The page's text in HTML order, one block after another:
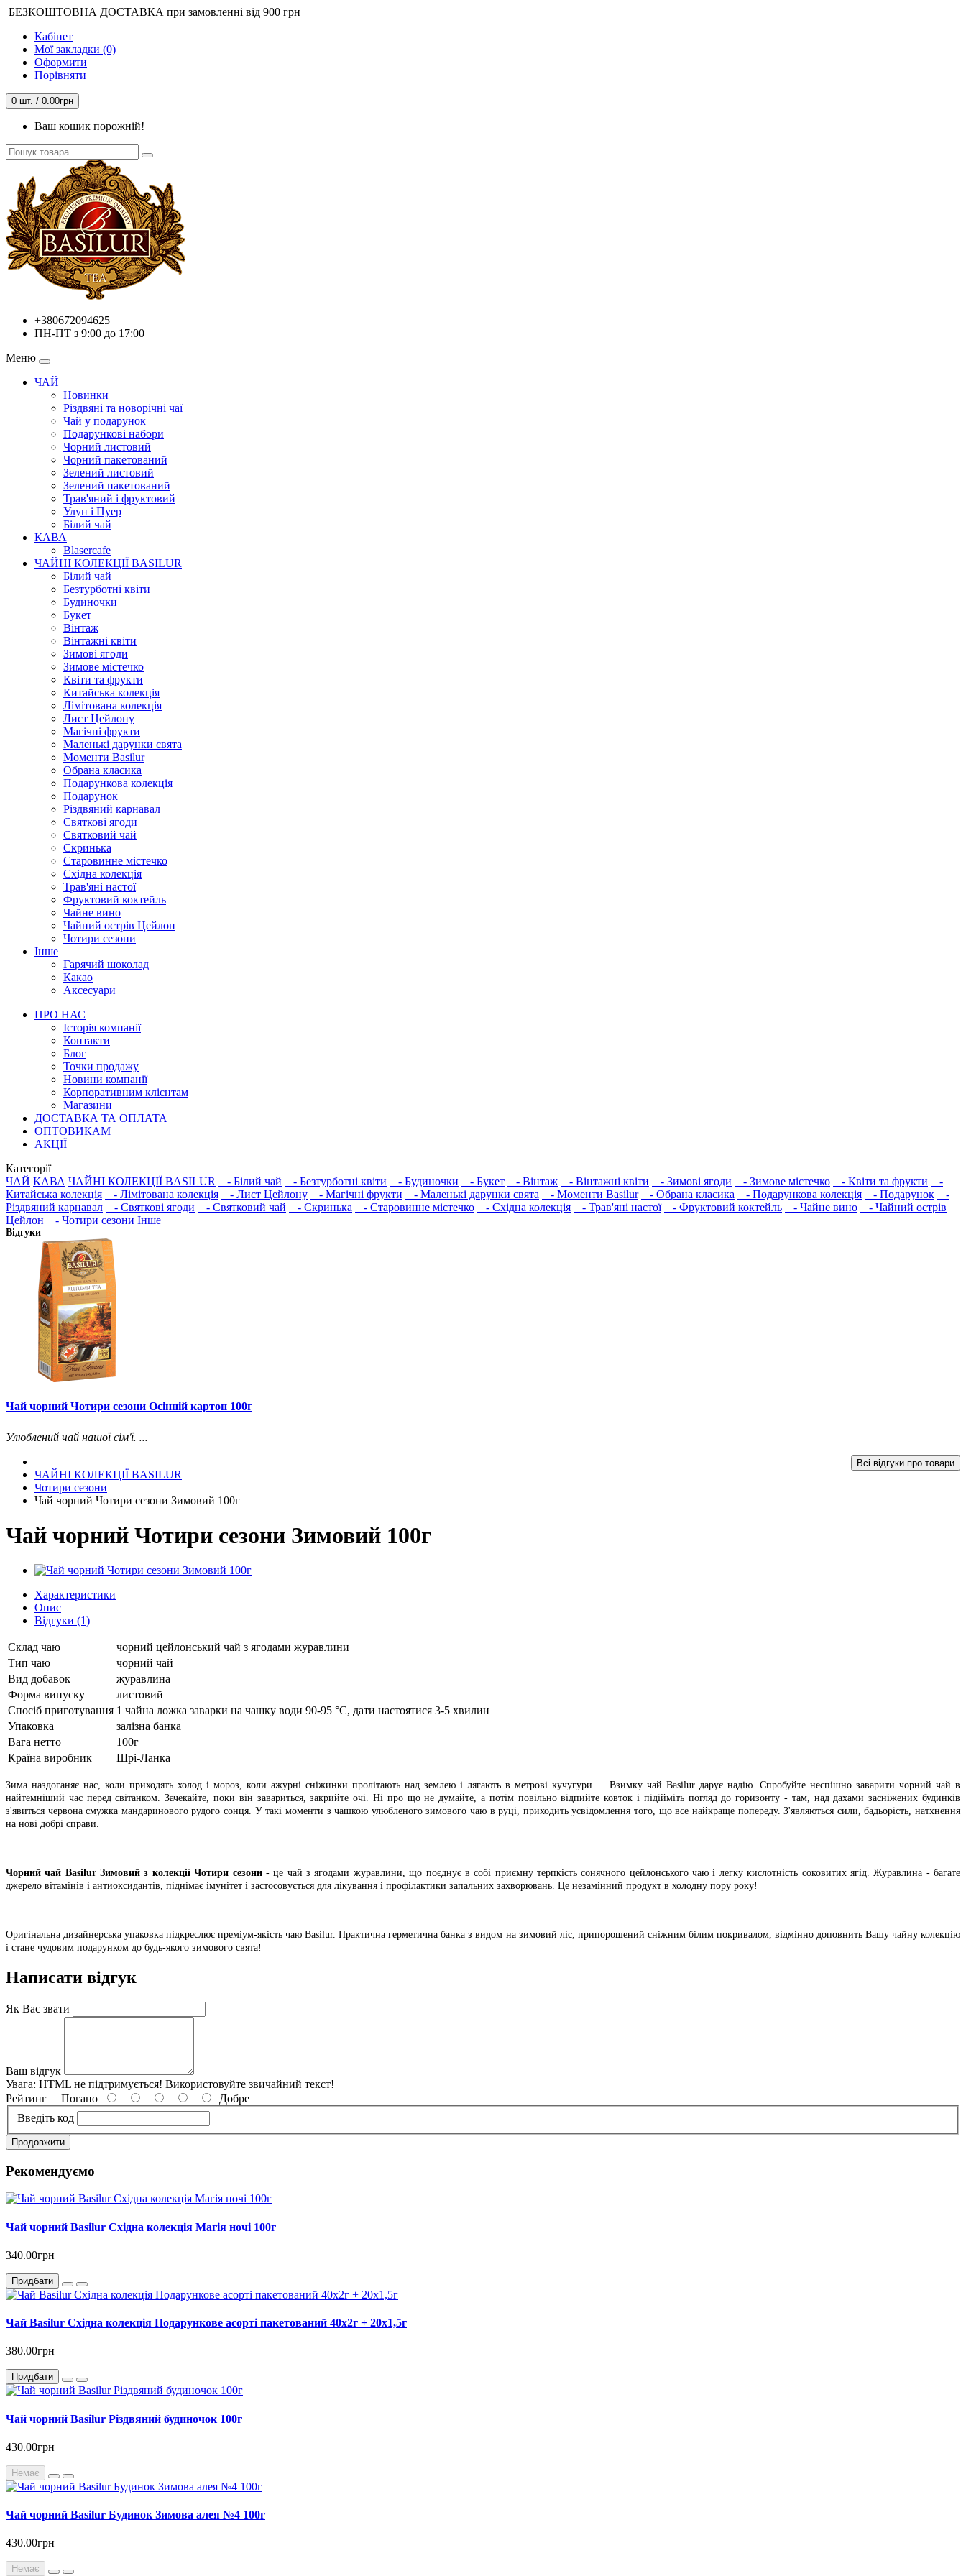
БЕЗКОШТОВНА ДОСТАВКА при замовленні від 900 грн
Кабінет
Мої закладки (0)
Оформити
Порівняти
0 шт. / 0.00грн
Ваш кошик порожній!
+380672094625
ПН-ПТ з 9:00 до 17:00
Меню
ЧАЙ
Новинки
Різдвяні та новорічні чаї
Чай у подарунок
Подарункові набори
Чорний листовий
Чорний пакетований
Зелений листовий
Зелений пакетований
Трав'яний і фруктовий
Улун і Пуер
Білий чай
КАВА
Blasercafe
ЧАЙНІ КОЛЕКЦІЇ BASILUR
Білий чай
Безтурботні квіти
Будиночки
Букет
Вінтаж
Вінтажні квіти
Зимові ягоди
Зимове містечко
Квіти та фрукти
Китайська колекція
Лімітована колекція
Лист Цейлону
Магічні фрукти
Маленькі дарунки свята
Моменти Basilur
Обрана класика
Подарункова колекція
Подарунок
Різдвяний карнавал
Святкові ягоди
Святковий чай
Скринька
Старовинне містечко
Східна колекція
Трав'яні настої
Фруктовий коктейль
Чайне вино
Чайний острів Цейлон
Чотири сезони
Інше
Гарячий шоколад
Какао
Аксесуари
ПРО НАС
Історія компанії
Контакти
Блог
Точки продажу
Новини компанії
Корпоративним клієнтам
Магазини
ДОСТАВКА ТА ОПЛАТА
ОПТОВИКАМ
АКЦІЇ
Категорії
ЧАЙ КАВА ЧАЙНІ КОЛЕКЦІЇ BASILUR - Білий чай - Безтурботні квіти - Будиночки - Букет - Вінтаж - Вінтажні квіти - Зимові ягоди - Зимове містечко - Квіти та фрукти
-
Китайська колекція
- Лімітована колекція - Лист Цейлону - Магічні фрукти - Маленькі дарунки свята - Моменти Basilur - Обрана класика - Подарункова колекція - Подарунок
-
Різдвяний карнавал
- Святкові ягоди - Святковий чай - Скринька - Старовинне містечко - Східна колекція - Трав'яні настої - Фруктовий коктейль - Чайне вино
- Чайний острів
Цейлон
- Чотири сезони Інше
Відгуки
Чай чорний Чотири сезони Осінній картон 100г
Улюблений чай нашої сім'ї. ...
Всі відгуки про товари
ЧАЙНІ КОЛЕКЦІЇ BASILUR
Чотири сезони
Чай чорний Чотири сезони Зимовий 100г
Чай чорний Чотири сезони Зимовий 100г
Характеристики
Опис
Відгуки (1)
Склад чаю
чорний цейлонський чай з ягодами журавлини
Тип чаю
чорний чай
Вид добавок
журавлина
Форма випуску
листовий
Спосіб приготування 1 чайна ложка заварки на чашку води 90-95 °C, дати настоятися 3-5 хвилин
Упаковка
залізна банка
Вага нетто
100г
Країна виробник
Шрі-Ланка
Зима наздоганяє нас, коли приходять холод і мороз, коли ажурні сніжинки пролітають над землею і лягають в метрові кучугури ... Взимку чай Basilur дарує надію. Спробуйте неспішно заварити чорний чай в
найтемніший час перед світанком. Зачекайте, поки він завариться, закрийте очі. Ні про що не думайте, а потім повільно відпийте ковток і підійміть погляд до горизонту - там, над дахами засніжених будинків
з'явиться червона смужка мандаринового рудого сонця. У такі моменти з чашкою улюбленого зимового чаю в руці, приходить усвідомлення того, що все найкраще попереду. З'являються сили, бадьорість, натхнення
на нові добрі справи.
Чорний чай Basilur Зимовий з колекції Чотири сезони - це чай з ягодами журавлини, що поєднує в собі приємну терпкість сонячного цейлонського чаю і легку кислотність соковитих ягід. Журавлина - багате
джерело вітамінів і антиоксидантів, піднімає імунітет і застосовується для лікування і профілактики запальних захворювань. Це незамінний продукт в холодну пору року!
Оригінальна дизайнерська упаковка підкреслює преміум-якість чаю Basilur. Практична герметична банка з видом на зимовий ліс, припорошений сніжним білим покривалом, відмінно доповнить Вашу чайну колекцію
і стане чудовим подарунком до будь-якого зимового свята!
Написати відгук
Як Вас звати
Ваш відгук
Увага: HTML не підтримується! Використовуйте звичайний текст!
Рейтинг Погано
Добре
Введіть код
Продовжити
Рекомендуємо
Чай чорний Basilur Східна колекція Магія ночі 100г
340.00грн
Придбати
Чай Basilur Східна колекція Подарункове асорті пакетований 40х2г + 20х1,5г
380.00грн
Придбати
Чай чорний Basilur Різдвяний будиночок 100г
430.00грн
Немає
Чай чорний Basilur Будинок Зимова алея №4 100г
430.00грн
Немає